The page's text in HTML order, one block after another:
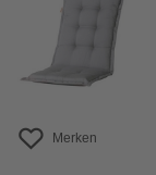
Merken